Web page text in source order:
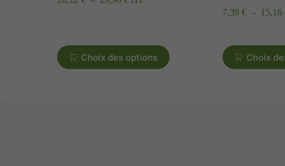
Choix des options
7,39 € – 15,16
Choix